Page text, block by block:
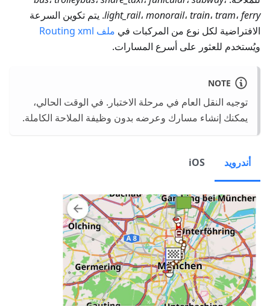
light_rail، monorail، train، tram، ferry
. يتم تكوين السرعة
الافتراضية لكل نوع من المركبات في ملف Routing xml
ويُستخدم للعثور على أسرع المسارات.
NOTE
توجيه النقل العام في مرحلة الاختبار. في الوقت الحالي،
يمكنك إنشاء مسارك وعرضه بدون وظيفة الملاحة الكاملة.
أندرويد iOS